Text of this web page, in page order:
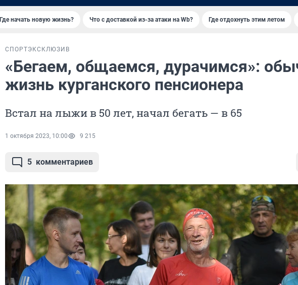
Где начать новую жизнь? Что с доставкой из-за атаки на Wb? Где отдохнуть этим летом
СПОРТЭКСКЛЮЗИВ
«Бегаем, общаемся, дурачимся»:
жизнь курганского пенсионера
Встал на лыжи в 50 лет, начал бегать — в 65
1 октября 2023, 10:00 9 215
5 комментариев